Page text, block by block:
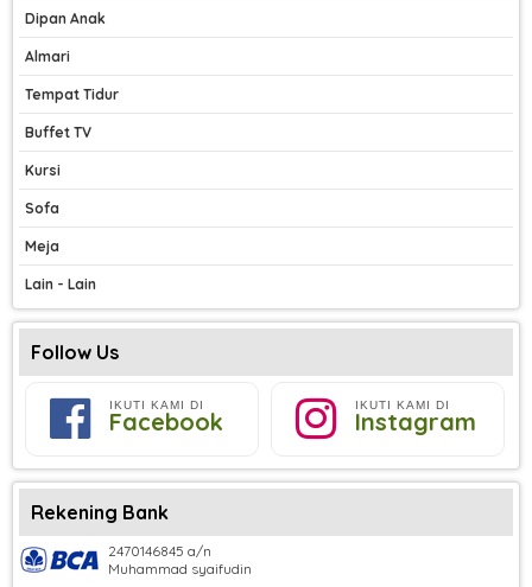
Dipan Anak
Almari
Tempat Tidur
Buffet TV
Kursi
Sofa
Meja
Lain - Lain
Follow Us
IKUTI KAMI DI
Facebook
IKUTI KAMI DI
Instagram
Rekening Bank
2470146845 a/n
Muhammad syaifudin